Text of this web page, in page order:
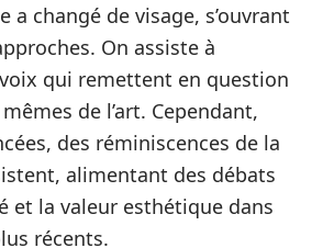
a changé de visage, s’ouvrant
On assiste à
voix qui remettent en question
de l’art. Cependant,
des réminiscences de la
alimentant des débats
et la valeur esthétique dans
récents.